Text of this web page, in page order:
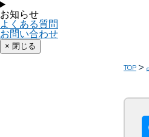
お知らせ
よくある質問
お問い合わせ
× 閉じる
TOP